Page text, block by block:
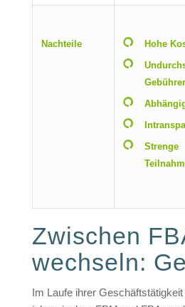
Nachteile
Hohe
Strenge
Zwischen
wechseln:
Im Laufe ihrer